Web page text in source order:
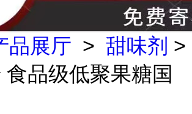
品展厅 > 甜味剂 >
品级低聚果糖国